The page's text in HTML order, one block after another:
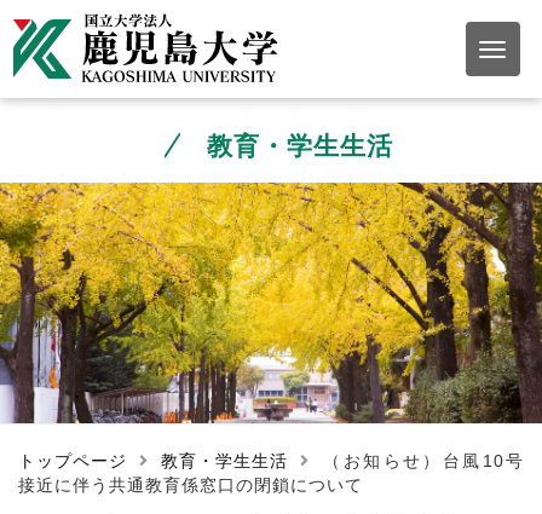
教育・学生生活
トップページ 教育・学生生活
（お知らせ）台風10号
接近に伴う共通教育係窓口の閉鎖について